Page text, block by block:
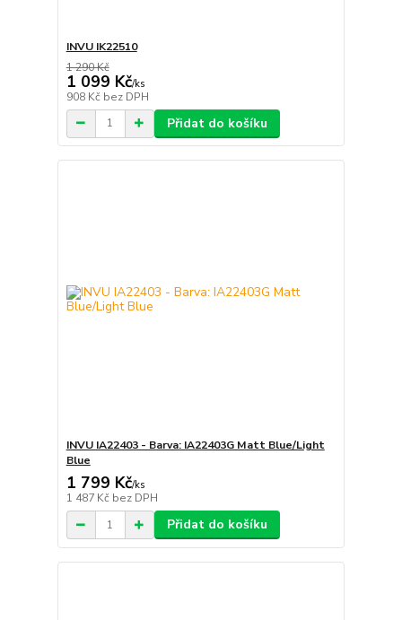
INVU IK22510
1 290 Kč
1 099 Kč/ks
908 Kč bez DPH
Přidat do košíku
INVU IA22403 - Barva: IA22403G Matt Blue/Light
Blue
1 799 Kč/ks
1 487 Kč bez DPH
Přidat do košíku